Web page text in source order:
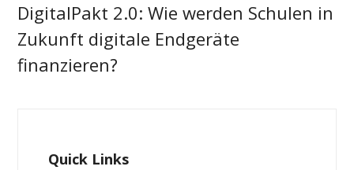
DigitalPakt 2.0: Wie werden Schulen in
Zukunft digitale Endgeräte
finanzieren?
Quick Links